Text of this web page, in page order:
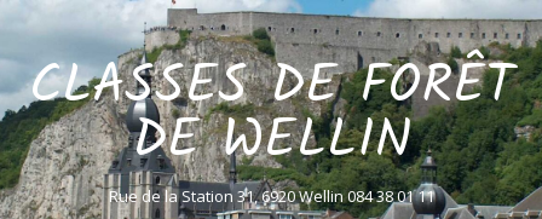
CLASSES DE FORÊT
DE WELLIN
Rue de la Station 31, 6920 Wellin 084 38 01 11